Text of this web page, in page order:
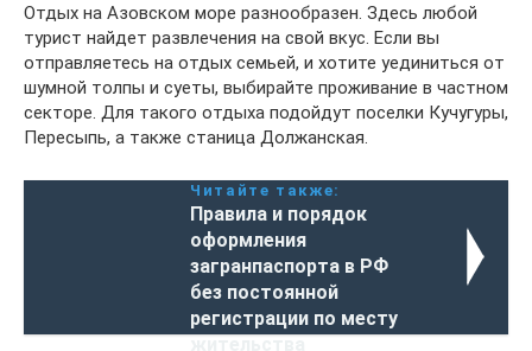
Отдых на Азовском море разнообразен. Здесь любой
турист найдет развлечения на свой вкус. Если вы
отправляетесь на отдых семьей, и хотите уединиться от
шумной толпы и суеты, выбирайте проживание в частном
секторе. Для такого отдыха подойдут поселки Кучугуры,
Пересыпь, а также станица Должанская.
Читайте также:
Правила и порядок
оформления
загранпаспорта в РФ
без постоянной
регистрации по месту